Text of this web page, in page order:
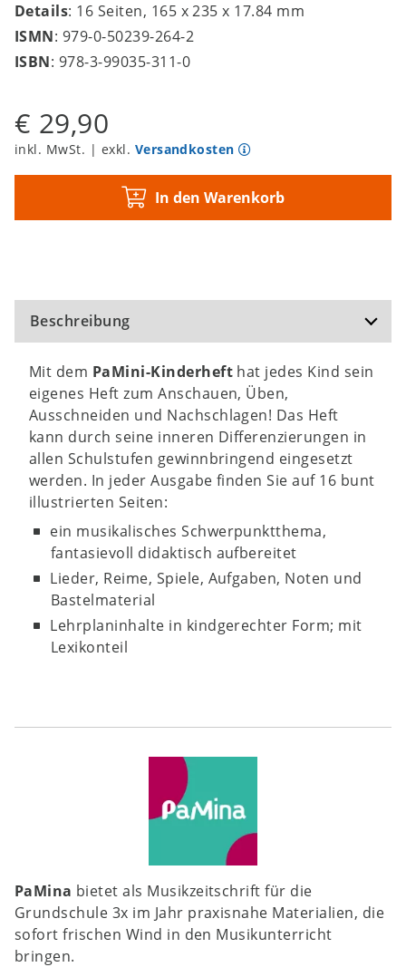
Details: 16 Seiten, 165 x 235 x 17.84 mm
ISMN: 979-0-50239-264-2
ISBN: 978-3-99035-311-0
€ 29,90
inkl. MwSt. | exkl. Versandkosten
In den Warenkorb
Beschreibung
Mit dem PaMini-Kinderheft hat jedes Kind sein
eigenes Heft zum Anschauen, Üben,
Ausschneiden und Nachschlagen! Das Heft
kann durch seine inneren Differenzierungen in
allen Schulstufen gewinnbringend eingesetzt
werden. In jeder Ausgabe finden Sie auf 16 bunt
illustrierten Seiten:
ein musikalisches Schwerpunktthema,
fantasievoll didaktisch aufbereitet
Lieder, Reime, Spiele, Aufgaben, Noten und
Bastelmaterial
Lehrplaninhalte in kindgerechter Form; mit
Lexikonteil
PaMina bietet als Musikzeitschrift für die
Grundschule 3x im Jahr praxisnahe Materialien, die
sofort frischen Wind in den Musikunterricht
bringen.